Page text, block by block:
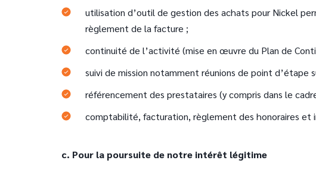
utilisation d’outil de gestion des achats pour Nickel
règlement de la facture ;
continuité de l’activité (mise en œuvre du Plan de
suivi de mission notamment réunions de point d’étape
référencement des prestataires (y compris dans le
comptabilité, facturation, règlement des honoraires et
c. Pour la poursuite de notre intérêt légitime